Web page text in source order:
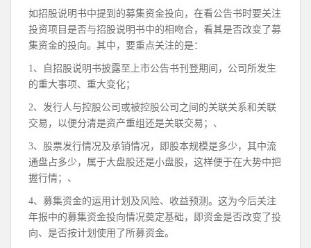
如招股说明书中提到的募集资金投向，在看公告书时要关注
投资项目是否与招股说明书中的相吻合，看其是否改变了募
集资金的投向。其中，要重点关注的是：
1、自招股说明书披露至上市公告书刊登期间，公司所发生
的重大事项、重大变化；
2、发行人与控股公司或被控股公司之间的关联关系和关联
交易，以便分清是资产重组还是关联交易；、
3、股票发行情况及承销情况，即股本规模是多少，其中流
通盘占多少，属于大盘股还是小盘股，这样便于在大势中把
握行情；、
4、募集资金的运用计划及风险、收益预测。这为今后关注
年报中的募集资金投向情况奠定基础，即资金是否改变了投
向、是否按计划使用了所募资金。